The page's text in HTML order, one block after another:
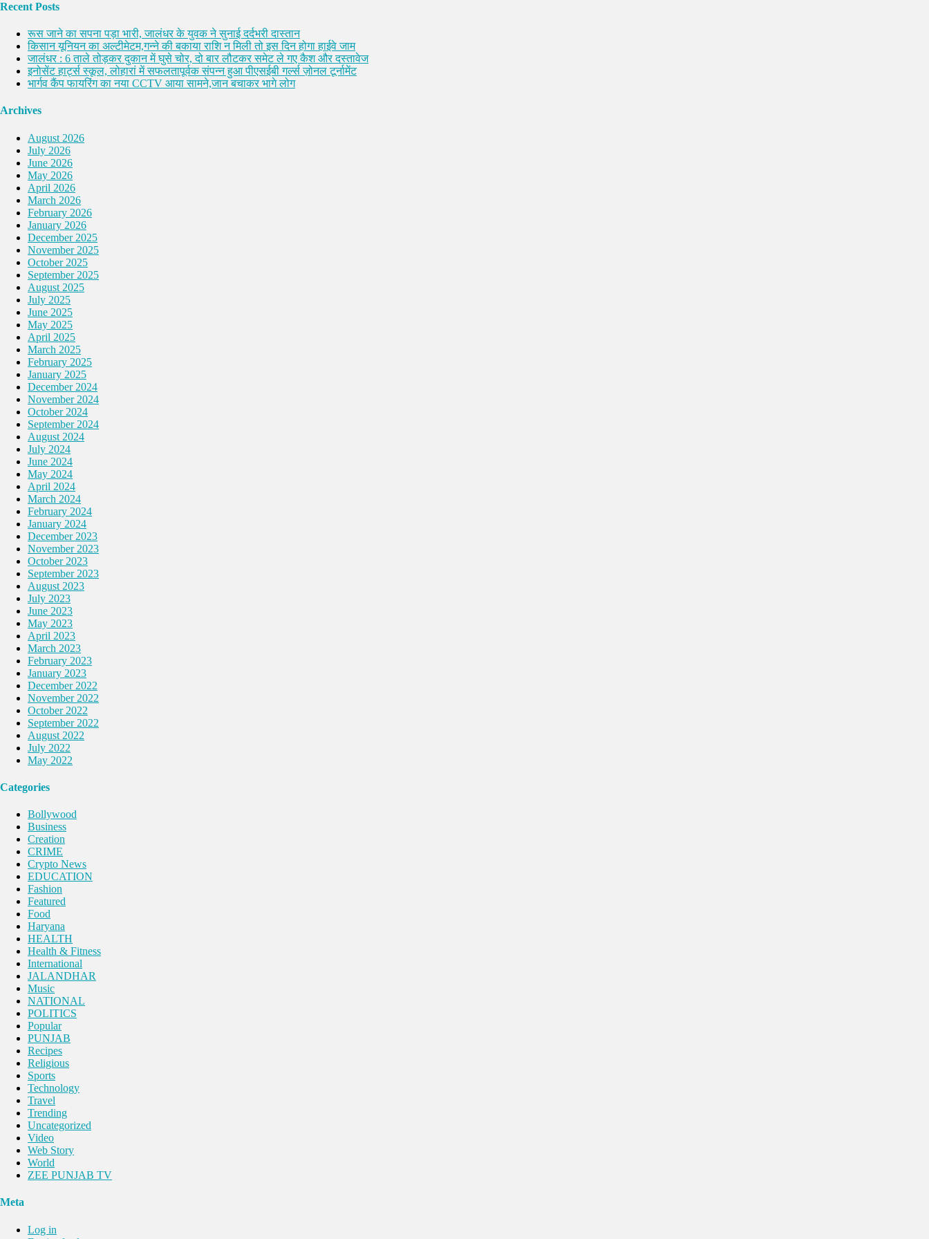
Recent Posts
रूस जाने का सपना पड़ा भारी, जालंधर के युवक ने सुनाई दर्दभरी दास्तान
किसान यूनियन का अल्टीमेटम,गन्ने की बकाया राशि न मिली तो इस दिन होगा हाईवे जाम
जालंधर : 6 ताले तोड़कर दुकान में घुसे चोर, दो बार लौटकर समेट ले गए कैश और दस्तावेज
इनोसेंट हार्ट्स स्कूल, लोहारां में सफलतापूर्वक संपन्न हुआ पीएसईबी गर्ल्स ज़ोनल टूर्नामेंट
भार्गव कैंप फायरिंग का नया CCTV आया सामने,जान बचाकर भागे लोग
Archives
August 2026
July 2026
June 2026
May 2026
April 2026
March 2026
February 2026
January 2026
December 2025
November 2025
October 2025
September 2025
August 2025
July 2025
June 2025
May 2025
April 2025
March 2025
February 2025
January 2025
December 2024
November 2024
October 2024
September 2024
August 2024
July 2024
June 2024
May 2024
April 2024
March 2024
February 2024
January 2024
December 2023
November 2023
October 2023
September 2023
August 2023
July 2023
June 2023
May 2023
April 2023
March 2023
February 2023
January 2023
December 2022
November 2022
October 2022
September 2022
August 2022
July 2022
May 2022
Categories
Bollywood
Business
Creation
CRIME
Crypto News
EDUCATION
Fashion
Featured
Food
Haryana
HEALTH
Health & Fitness
International
JALANDHAR
Music
NATIONAL
POLITICS
Popular
PUNJAB
Recipes
Religious
Sports
Technology
Travel
Trending
Uncategorized
Video
Web Story
World
ZEE PUNJAB TV
Meta
Log in